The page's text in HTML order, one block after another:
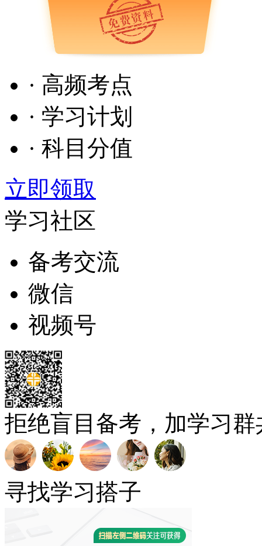
· 高频考点
· 学习计划
· 科目分值
立即领取
学习社区
备考交流
微信
视频号
拒绝盲目备考，加学习
寻找学习搭子